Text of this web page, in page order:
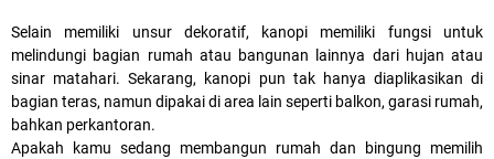
Selain memiliki unsur dekoratif, kanopi memiliki fungsi untuk
melindungi bagian rumah atau bangunan lainnya dari hujan atau
sinar matahari. Sekarang, kanopi pun tak hanya diaplikasikan di
bagian teras, namun dipakai di area lain seperti balkon, garasi rumah,
bahkan perkantoran.
Apakah kamu sedang membangun rumah dan bingung memilih